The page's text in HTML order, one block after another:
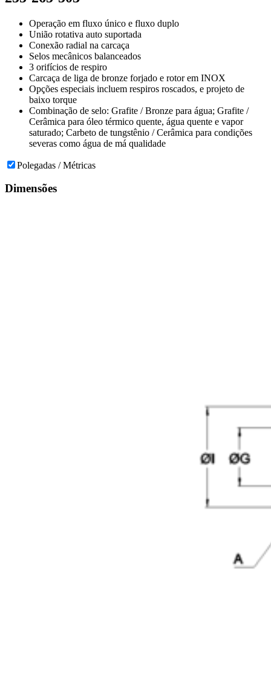
Operação em fluxo único e fluxo duplo
União rotativa auto suportada
Conexão radial na carcaça
Selos mecânicos balanceados
3 orifícios de respiro
Carcaça de liga de bronze forjado e rotor em INOX
Opções especiais incluem respiros roscados, e projeto de
baixo torque
Combinação de selo: Grafite / Bronze para água; Grafite /
Cerâmica para óleo térmico quente, água quente e vapor
saturado; Carbeto de tungstênio / Cerâmica para condições
severas como água de má qualidade
Polegadas / Métricas
Dimensões